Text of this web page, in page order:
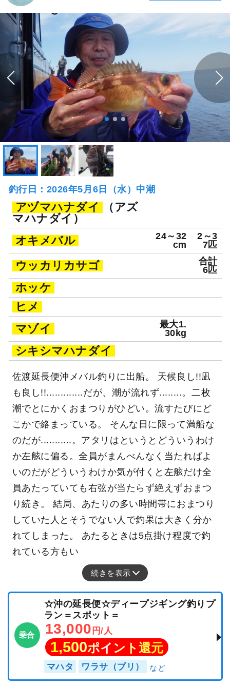
釣行日：2026年5月6日（水）中潮
アヅマハナダイ
（アズ
マハナダイ）
オキメバル
24～32
cm
2～3
7匹
ウッカリカサゴ
合計
6匹
ホッケ
ヒメ
マゾイ
最大1.
30kg
シキシマハナダイ
佐渡延長便沖メバル釣りに出船。 天候良し!!凪
も良し!!.............だが、潮が流れず........。二枚
潮でとにかくおまつりがひどい。流すたびにど
こかで絡まっている。 そんな日に限って満船な
のだが...........。アタリはというとどういうわけ
か左舷に偏る。全員がまんべんなく当たればよ
いのだがどういうわけか気が付くと左舷だけ全
員あたっていても右弦が当たらず絶えずおまつ
り続き。 結局、あたりの多い時間帯におまつり
していた人とそうでない人で釣果は大きく分か
れてしまった。 あたるときは5点掛け程度で釣
れている方もい
続きを表示
乗合
☆沖の延長便☆ディープジギング釣りプ
ラン＝スポット＝
13,000 円/人
1,500ポイント還元
マハタ ワラサ（ブリ）